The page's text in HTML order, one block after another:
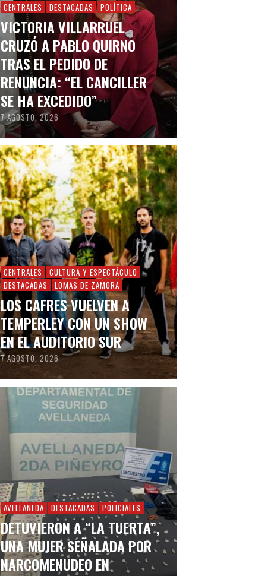
CENTRALES DESTACADAS POLÍTICA
VICTORIA VILLARRUEL
CRUZÓ A PABLO QUIRNO
TRAS EL PEDIDO DE
RENUNCIA: “EL CANCILLER
SE HA EXCEDIDO”
7 AGOSTO, 2026
CENTRALES
CULTURA Y ESPECTÁCULO
DESTACADAS
LOMAS DE ZAMORA
LOS CAFRES VUELVEN A
TEMPERLEY CON UN SHOW
EN EL AUDITORIO SUR
7 AGOSTO, 2026
AVELLANEDA DESTACADAS POLICIALES
DETUVIERON A “LA TUERTA”,
UNA MUJER SEÑALADA POR
NARCOMENUDEO EN